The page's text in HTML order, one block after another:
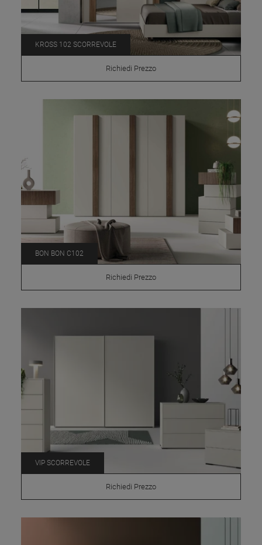
KROSS 102 SCORREVOLE
Richiedi Prezzo
BON BON C102
Richiedi Prezzo
VIP SCORREVOLE
Richiedi Prezzo